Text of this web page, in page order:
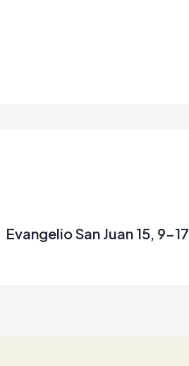
Evangelio San Juan 15, 9-17